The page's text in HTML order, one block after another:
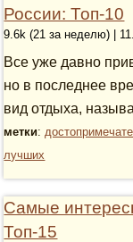
России: Топ-10
9.6k (21 за неделю) |
Все уже давно
но в последнее
вид отдыха,
метки:
лучших
Самые
Топ-15